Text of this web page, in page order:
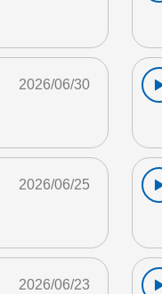
2026/06/30
2026/06/25
2026/06/23